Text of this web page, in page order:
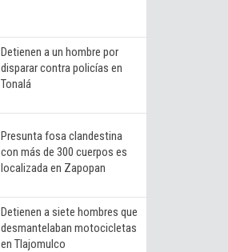
Detienen a un hombre por
disparar contra policías en
Tonalá
Presunta fosa clandestina
con más de 300 cuerpos es
localizada en Zapopan
Detienen a siete hombres que
desmantelaban motocicletas
en Tlajomulco